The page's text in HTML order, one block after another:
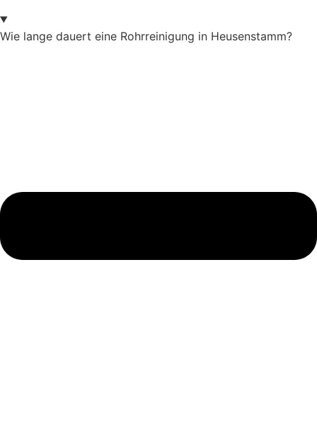
Wie lange dauert eine Rohrreinigung in Heusenstamm?